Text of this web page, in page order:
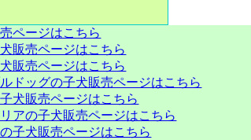
ページはこちら
販売ページはこちら
販売ページはこちら
ドッグの子犬販売ページはこちら
犬販売ページはこちら
アの子犬販売ページはこちら
子犬販売ページはこちら